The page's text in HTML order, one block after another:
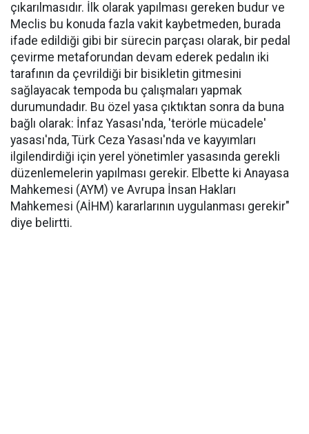
çıkarılmasıdır. İlk olarak yapılması gereken budur ve
Meclis bu konuda fazla vakit kaybetmeden, burada
ifade edildiği gibi bir sürecin parçası olarak, bir pedal
çevirme metaforundan devam ederek pedalın iki
tarafının da çevrildiği bir bisikletin gitmesini
sağlayacak tempoda bu çalışmaları yapmak
durumundadır. Bu özel yasa çıktıktan sonra da buna
bağlı olarak: İnfaz Yasası'nda, 'terörle mücadele'
yasası'nda, Türk Ceza Yasası'nda ve kayyımları
ilgilendirdiği için yerel yönetimler yasasında gerekli
düzenlemelerin yapılması gerekir. Elbette ki Anayasa
Mahkemesi (AYM) ve Avrupa İnsan Hakları
Mahkemesi (AİHM) kararlarının uygulanması gerekir"
diye belirtti.